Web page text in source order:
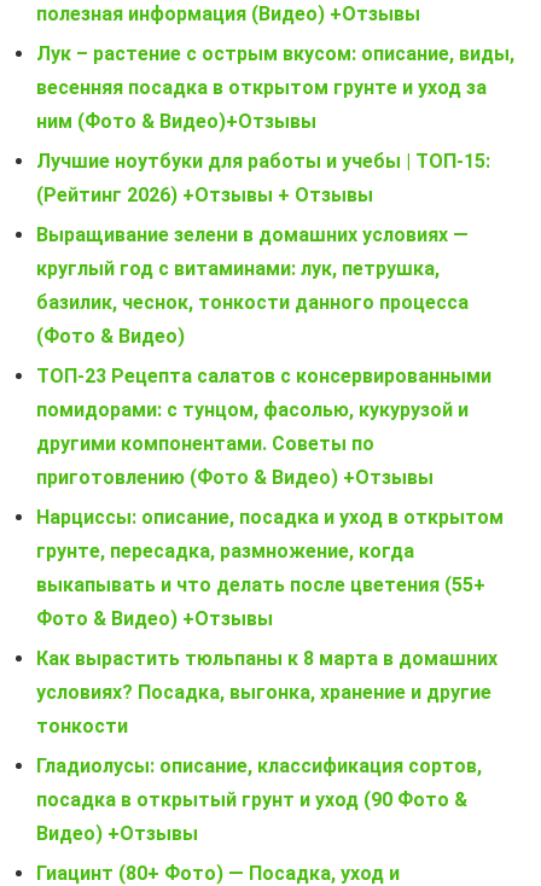
полезная информация (Видео) +Отзывы
Лук – растение с острым вкусом: описание, виды,
весенняя посадка в открытом грунте и уход за
ним (Фото & Видео)+Отзывы
Лучшие ноутбуки для работы и учебы | ТОП-15:
(Рейтинг 2026) +Отзывы + Отзывы
Выращивание зелени в домашних условиях —
круглый год с витаминами: лук, петрушка,
базилик, чеснок, тонкости данного процесса
(Фото & Видео)
ТОП-23 Рецепта салатов с консервированными
помидорами: с тунцом, фасолью, кукурузой и
другими компонентами. Советы по
приготовлению (Фото & Видео) +Отзывы
Нарциссы: описание, посадка и уход в открытом
грунте, пересадка, размножение, когда
выкапывать и что делать после цветения (55+
Фото & Видео) +Отзывы
Как вырастить тюльпаны к 8 марта в домашних
условиях? Посадка, выгонка, хранение и другие
тонкости
Гладиолусы: описание, классификация сортов,
посадка в открытый грунт и уход (90 Фото &
Видео) +Отзывы
Гиацинт (80+ Фото) — Посадка, уход и